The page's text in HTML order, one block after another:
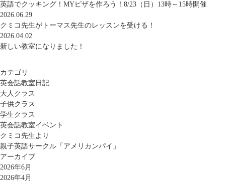
英語でクッキング！MYピザを作ろう！8/23（日）13時～15時開催
2026.06.29
クミコ先生がトーマス先生のレッスンを受ける！
2026.04.02
新しい教室になりました！
カテゴリ
英会話教室日記
大人クラス
子供クラス
学生クラス
英会話教室イベント
クミコ先生より
親子英語サークル「アメリカンパイ」
アーカイブ
2026年6月
2026年4月